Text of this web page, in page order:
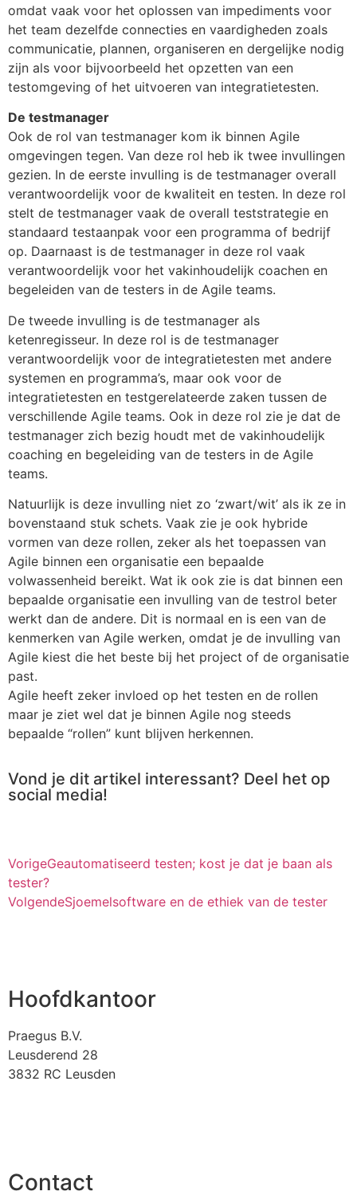
omdat vaak voor het oplossen van impediments voor
het team dezelfde connecties en vaardigheden zoals
communicatie, plannen, organiseren en dergelijke nodig
zijn als voor bijvoorbeeld het opzetten van een
testomgeving of het uitvoeren van integratietesten.
De testmanager
Ook de rol van testmanager kom ik binnen Agile
omgevingen tegen. Van deze rol heb ik twee invullingen
gezien. In de eerste invulling is de testmanager overall
verantwoordelijk voor de kwaliteit en testen. In deze rol
stelt de testmanager vaak de overall teststrategie en
standaard testaanpak voor een programma of bedrijf
op. Daarnaast is de testmanager in deze rol vaak
verantwoordelijk voor het vakinhoudelijk coachen en
begeleiden van de testers in de Agile teams.
De tweede invulling is de testmanager als
ketenregisseur. In deze rol is de testmanager
verantwoordelijk voor de integratietesten met andere
systemen en programma’s, maar ook voor de
integratietesten en testgerelateerde zaken tussen de
verschillende Agile teams. Ook in deze rol zie je dat de
testmanager zich bezig houdt met de vakinhoudelijk
coaching en begeleiding van de testers in de Agile
teams.
Natuurlijk is deze invulling niet zo ‘zwart/wit’ als ik ze in
bovenstaand stuk schets. Vaak zie je ook hybride
vormen van deze rollen, zeker als het toepassen van
Agile binnen een organisatie een bepaalde
volwassenheid bereikt. Wat ik ook zie is dat binnen een
bepaalde organisatie een invulling van de testrol beter
werkt dan de andere. Dit is normaal en is een van de
kenmerken van Agile werken, omdat je de invulling van
Agile kiest die het beste bij het project of de organisatie
past.
Agile heeft zeker invloed op het testen en de rollen
maar je ziet wel dat je binnen Agile nog steeds
bepaalde “rollen” kunt blijven herkennen.
Vond je dit artikel interessant? Deel het op
social media!
VorigeGeautomatiseerd testen; kost je dat je baan als
tester?
VolgendeSjoemelsoftware en de ethiek van de tester
Hoofdkantoor
Praegus B.V.
Leusderend 28
3832 RC Leusden
Contact